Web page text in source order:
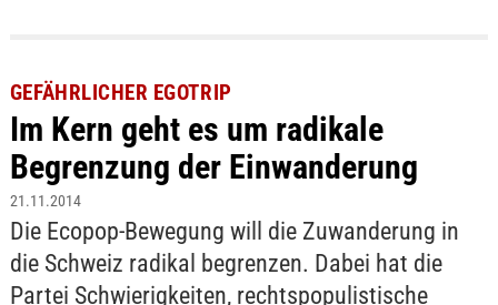
GEFÄHRLICHER EGOTRIP
Im Kern geht es um radikale
Begrenzung der Einwanderung
21.11.2014
Die Ecopop-Bewegung will die Zuwanderung in
die Schweiz radikal begrenzen. Dabei hat die
Partei Schwierigkeiten, rechtspopulistische